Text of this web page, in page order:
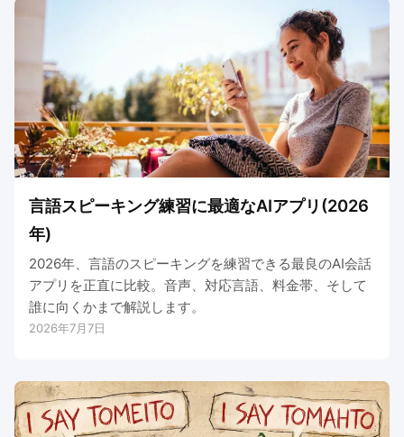
言語スピーキング練習に最適なAIアプリ(2026
年)
2026年、言語のスピーキングを練習できる最良のAI会話
アプリを正直に比較。音声、対応言語、料金帯、そして
誰に向くかまで解説します。
2026年7月7日